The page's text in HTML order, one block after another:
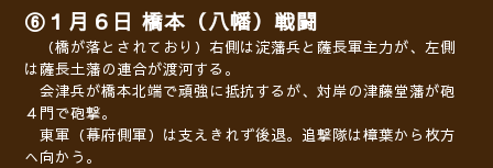
⑥１ 月６日 橋本（八幡）戦闘
（橋が落とされており）右側は淀藩兵と薩長軍主力が、左側
は薩長土藩の連合が渡河する。
会津兵が橋本北端で頑強に抵抗するが、対岸の津藤堂藩が砲
４門で砲撃。
東軍（幕府側軍）は支えきれず後退。追撃隊は樟葉から枚方
へ向かう。